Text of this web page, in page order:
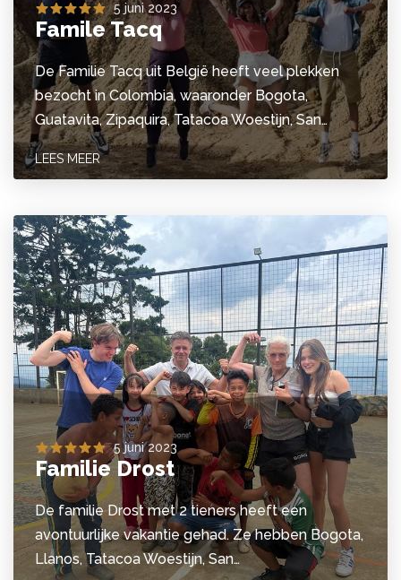
5 juni 2023
Famile Tacq
De Familie Tacq uit België heeft veel plekken
bezocht in Colombia, waaronder Bogota,
Guatavita, Zipaquira, Tatacoa Woestijn, San…
LEES MEER
5 juni 2023
Familie Drost
De familie Drost met 2 tieners heeft een
avontuurlijke vakantie gehad. Ze hebben Bogota,
Llanos, Tatacoa Woestijn, San…